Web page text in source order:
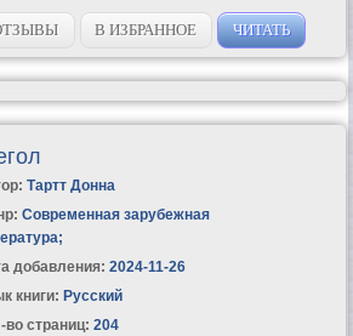
В ИЗБРАННОЕ ЧИТАТЬ
Тартт Донна
Современная зарубежная
;
добавления: 2024-11-26
книги: Русский
во страниц: 204